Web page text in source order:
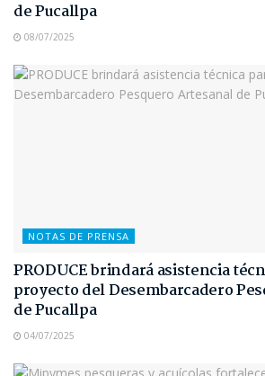
de Pucallpa
08/07/2025
NOTAS DE PRENSA
PRODUCE brindará asistencia
proyecto del Desembarcadero
de Pucallpa
04/07/2025